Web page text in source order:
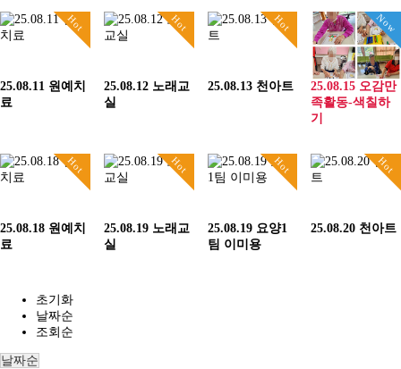
Hot
25.08.11 원예치
료
Hot
25.08.12 노래교
실
Hot
25.08.13 천아트
Now
25.08.15 오감만
족활동-색칠하
기
Hot
25.08.18 원예치
료
Hot
25.08.19 노래교
실
Hot
25.08.19 요양1
팀 이미용
Hot
25.08.20 천아트
초기화
날짜순
조회순
날짜순